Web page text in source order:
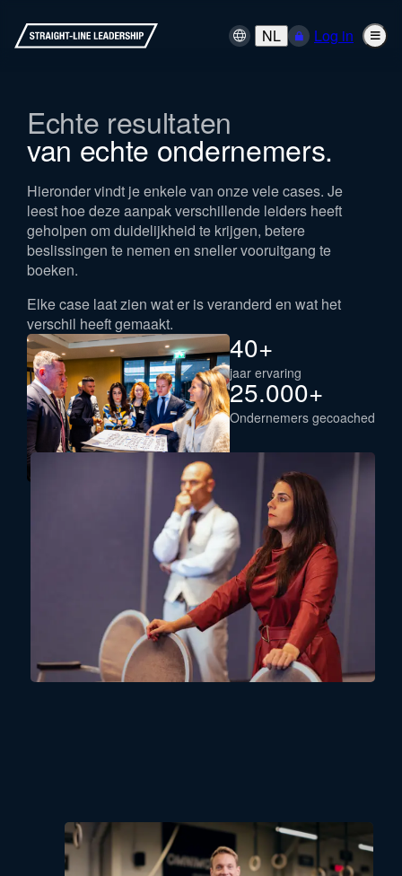
NL Log in
Echte resultaten
van echte ondernemers.
Hieronder vindt je enkele van onze vele cases. Je
leest hoe deze aanpak verschillende leiders heeft
geholpen om duidelijkheid te krijgen, betere
beslissingen te nemen en sneller vooruitgang te
boeken.
Elke case laat zien wat er is veranderd en wat het
verschil heeft gemaakt.
40+
jaar ervaring
25.000+
Ondernemers gecoached